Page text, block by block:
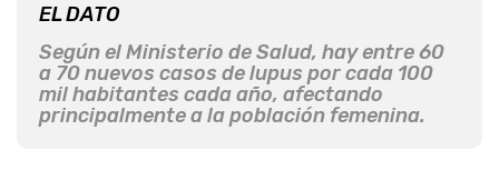
EL DATO
Según el Ministerio de Salud, hay entre 60
a 70 nuevos casos de lupus por cada 100
mil habitantes cada año, afectando
principalmente a la población femenina.